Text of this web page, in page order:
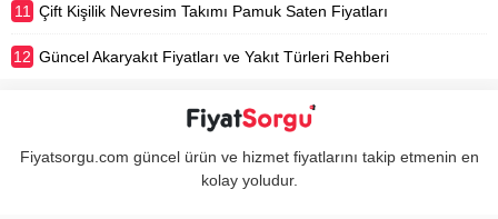
11 Çift Kişilik Nevresim Takımı Pamuk Saten Fiyatları
12 Güncel Akaryakıt Fiyatları ve Yakıt Türleri Rehberi
Fiyatsorgu.com güncel ürün ve hizmet fiyatlarını takip etmenin en
kolay yoludur.